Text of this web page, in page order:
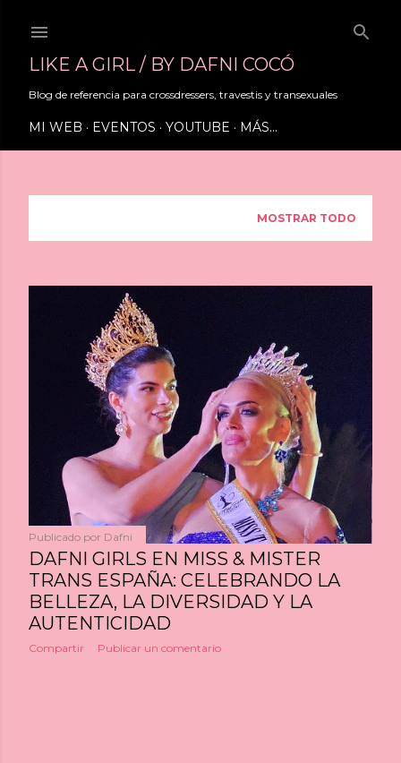
LIKE A GIRL / BY DAFNI COCÓ
Blog de referencia para crossdressers, travestis y transexuales
MI WEB EVENTOS YOUTUBE MÁS…
E
MOSTRAR TODO
Publicado por Dafni
DAFNI GIRLS EN MISS & MISTER
TRANS ESPAÑA: CELEBRANDO LA
BELLEZA, LA DIVERSIDAD Y LA
AUTENTICIDAD
Compartir Publicar un comentario